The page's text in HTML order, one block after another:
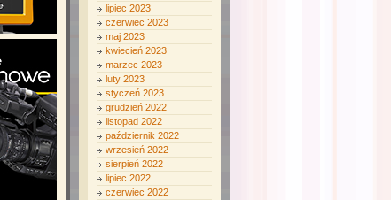
lipiec 2023
czerwiec 2023
maj 2023
kwiecień 2023
marzec 2023
luty 2023
styczeń 2023
grudzień 2022
listopad 2022
październik 2022
wrzesień 2022
sierpień 2022
lipiec 2022
czerwiec 2022